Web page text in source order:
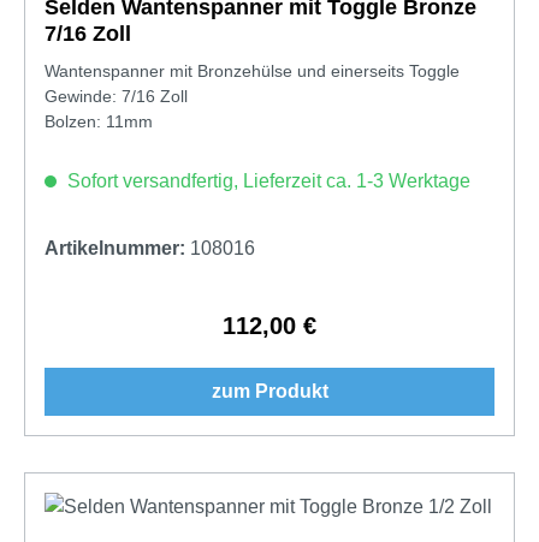
Selden Wantenspanner mit Toggle Bronze
7/16 Zoll
Wantenspanner mit Bronzehülse und einerseits Toggle
Gewinde: 7/16 Zoll
Bolzen: 11mm
Sofort versandfertig, Lieferzeit ca. 1-3 Werktage
Artikelnummer: 108016
Regulärer Preis:
112,00 €
zum Produkt